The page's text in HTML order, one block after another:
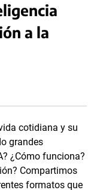
a la
cotidiana y su
grandes
¿Cómo funciona?
Compartimos
formatos que